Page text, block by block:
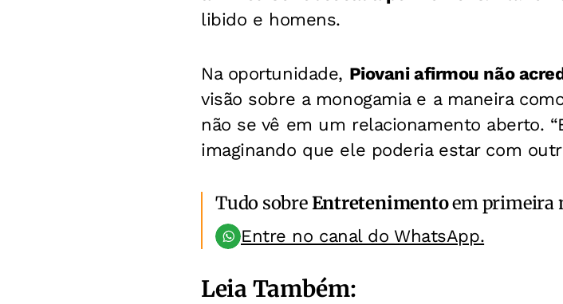
libido e homens.
Na oportunidade, Piovani afirmou não
visão sobre a monogamia e a maneira
não se vê em um relacionamento aberto.
imaginando que ele poderia estar com
Tudo sobreEntretenimentoem primeira
Entre no canal do WhatsApp.
Leia Também: